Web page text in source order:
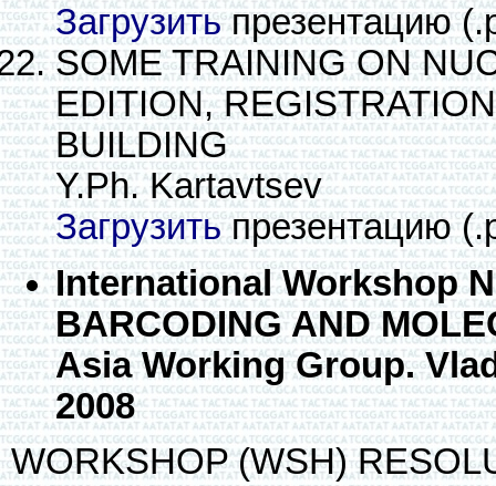
Загрузитьпрезентацию
SOME TRAINING ON
EDITION,
BUILDING
Y.Ph. Kartavtsev
Загрузитьпрезентацию
International Workshop
BARCODING AND
Asia Working Group.
2008
WORKSHOP (WSH)